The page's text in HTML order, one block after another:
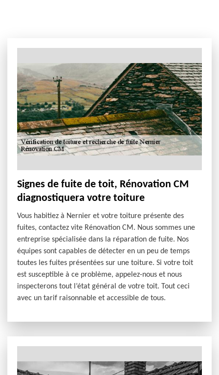
Signes de fuite de toit, Rénovation CM
diagnostiquera votre toiture
Vous habitiez à Nernier et votre toiture présente des
fuites, contactez vite Rénovation CM. Nous sommes une
entreprise spécialisée dans la réparation de fuite. Nos
équipes sont capables de détecter en un peu de temps
toutes les fuites présentées sur une toiture. Si votre toit
est susceptible à ce problème, appelez-nous et nous
inspecterons tout l’état général de votre toit. Tout ceci
avec un tarif raisonnable et accessible de tous.